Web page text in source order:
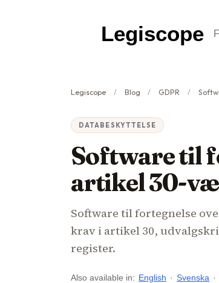
Legiscope
Legiscope Blog GDPR
DATABESKYTTELSE
Software til
artikel 30-
Software til fortegnelse
krav i artikel 30,
register.
Also available in: English · Svenska ·